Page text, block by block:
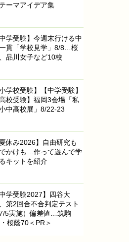
ーマアイデア集
中学受験】今週末行ける中
貫「学校見学」8/8…桜
品川女子など10校
小学校受験】【中学受験】
高校受験】福岡3会場「私
中高校展」8/22-23
夏休み2026】自由研究も
かけも…作って遊んで学
キットを紹介
中学受験2027】四谷大
第2回合不合判定テスト
7/5実施）偏差値…筑駒
桜蔭70＜PR＞